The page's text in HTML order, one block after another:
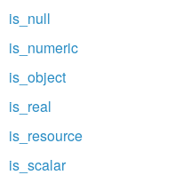
is_null
is_numeric
is_object
is_real
is_resource
is_scalar